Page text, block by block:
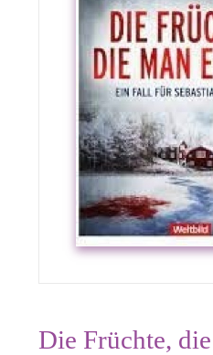
Die Früchte,